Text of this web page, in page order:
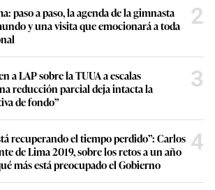
paso a paso, la agenda de la gimnasta
y una visita que emocionará a toda
2
a LAP sobre la TUUA a escalas
reducción parcial deja intacta la
de fondo”
3
recuperando el tiempo perdido”: Carlos
de Lima 2019, sobre los retos a un año
más está preocupado el Gobierno
4